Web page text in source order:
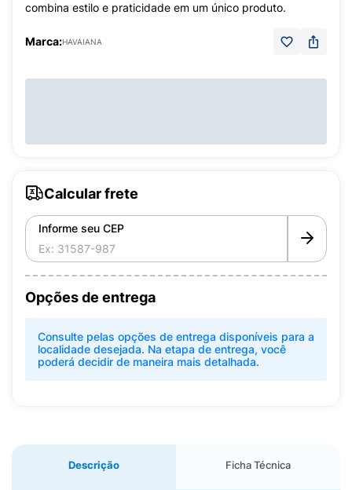
combina estilo e praticidade em um único produto.
Marca:HAVAIANA
Calcular frete
Informe seu CEP
Opções de entrega
Consulte pelas opções de entrega disponíveis para a
localidade desejada. Na etapa de entrega, você
poderá decidir de maneira mais detalhada.
Descrição Ficha Técnica